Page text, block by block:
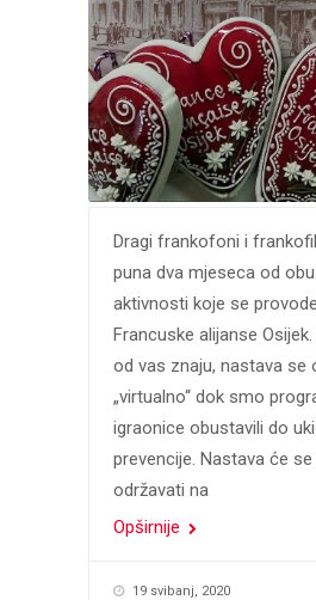
Dragi frankofoni i
puna dva mjeseca od
aktivnosti koje se
Francuske alijanse
od vas znaju, nastava se
„virtualno“ dok smo
igraonice obustavili do
prevencije. Nastava će se
održavati na
Opširnije
19 svibanj, 2020